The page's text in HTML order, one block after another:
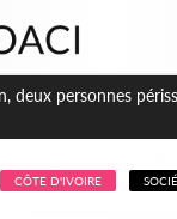
la célébration de la
campagne contre les
CÔTE D'IVOIRE